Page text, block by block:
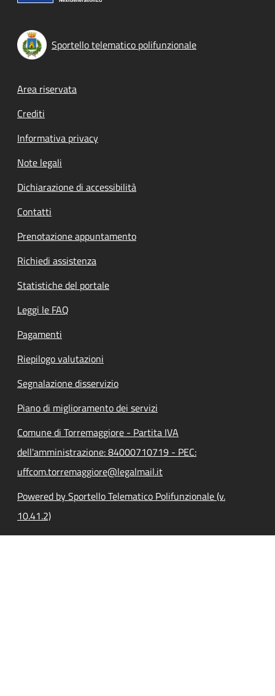
Sportello telematico polifunzionale
Footer menu
Area riservata
Crediti
Informativa privacy
Note legali
Dichiarazione di accessibilità
Contatti
Prenotazione appuntamento
Richiedi assistenza
Statistiche del portale
Leggi le FAQ
Pagamenti
Riepilogo valutazioni
Segnalazione disservizio
Piano di miglioramento dei servizi
Comune di Torremaggiore - Partita IVA
dell'amministrazione: 84000710719 - PEC:
uffcom.torremaggiore@legalmail.it
Powered by Sportello Telematico Polifunzionale (v.
10.41.2)